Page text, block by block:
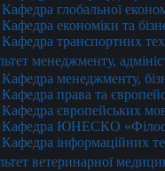
Кафедра глобальної
Кафедра економіки та
Кафедра транспортних
менеджменту,
Кафедра менеджменту,
Кафедра права та
Кафедра європейських
Кафедра ЮНЕСКО
Кафедра інформаційних
ветеринарної